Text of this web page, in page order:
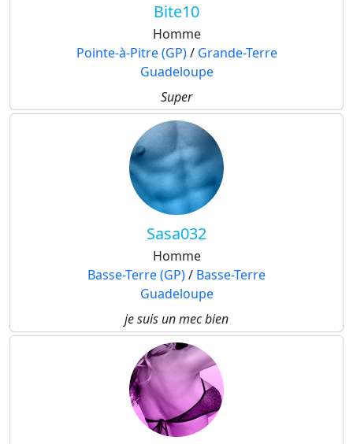
Bite10
Homme
Pointe-à-Pitre (GP)/ Grande-Terre
Guadeloupe
Super
Sasa032
Homme
Basse-Terre (GP)/ Basse-Terre
Guadeloupe
je suis un mec bien